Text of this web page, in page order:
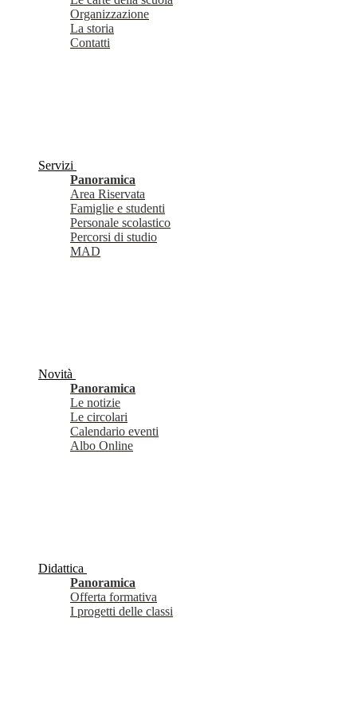
Organizzazione
La storia
Contatti
Servizi
Panoramica
Area Riservata
Famiglie e studenti
Personale scolastico
Percorsi di studio
MAD
Novità
Panoramica
Le notizie
Le circolari
Calendario eventi
Albo Online
Didattica
Panoramica
Offerta formativa
I progetti delle classi